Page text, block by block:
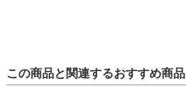
この商品と関連するおすすめ商品